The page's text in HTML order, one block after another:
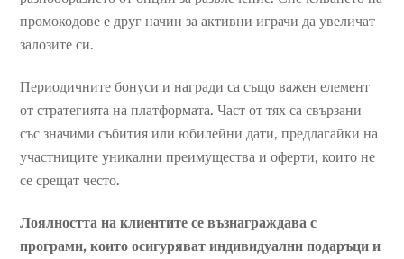
промокодове е друг начин за активни играчи да увеличат
залозите си.
Периодичните бонуси и награди са също важен елемент
от стратегията на платформата. Част от тях са свързани
със значими събития или юбилейни дати, предлагайки на
участниците уникални преимущества и оферти, които не
се срещат често.
Лоялността на клиентите се възнаграждава с
програми, които осигуряват индивидуални подаръци и